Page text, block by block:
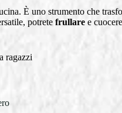
È uno strumento che
potrete frullare e
ragazzi